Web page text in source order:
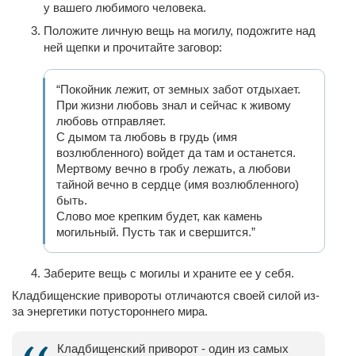
у вашего любимого человека.
Положите личную вещь на могилу, подожгите над
ней щепки и прочитайте заговор:
“Покойник лежит, от земных забот отдыхает.
При жизни любовь знал и сейчас к живому
любовь отправляет.
С дымом та любовь в грудь (имя
возлюбленного) войдет да там и останется.
Мертвому вечно в гробу лежать, а любови
тайной вечно в сердце (имя возлюбленного)
быть.
Слово мое крепким будет, как камень
могильный. Пусть так и свершится.”
Заберите вещь с могилы и храните ее у себя.
Кладбищенские привороты отличаются своей силой из-
за энергетики потустороннего мира.
Кладбищенский приворот - один из самых